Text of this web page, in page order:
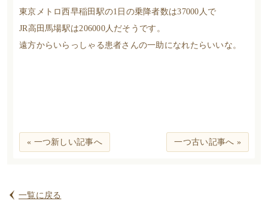
東京メトロ西早稲田駅の1日の乗降者数は37000人で
JR高田馬場駅は206000人だそうです。
遠方からいらっしゃる患者さんの一助になれたらいいな。
« 一つ新しい記事へ 一つ古い記事へ »
一覧に戻る